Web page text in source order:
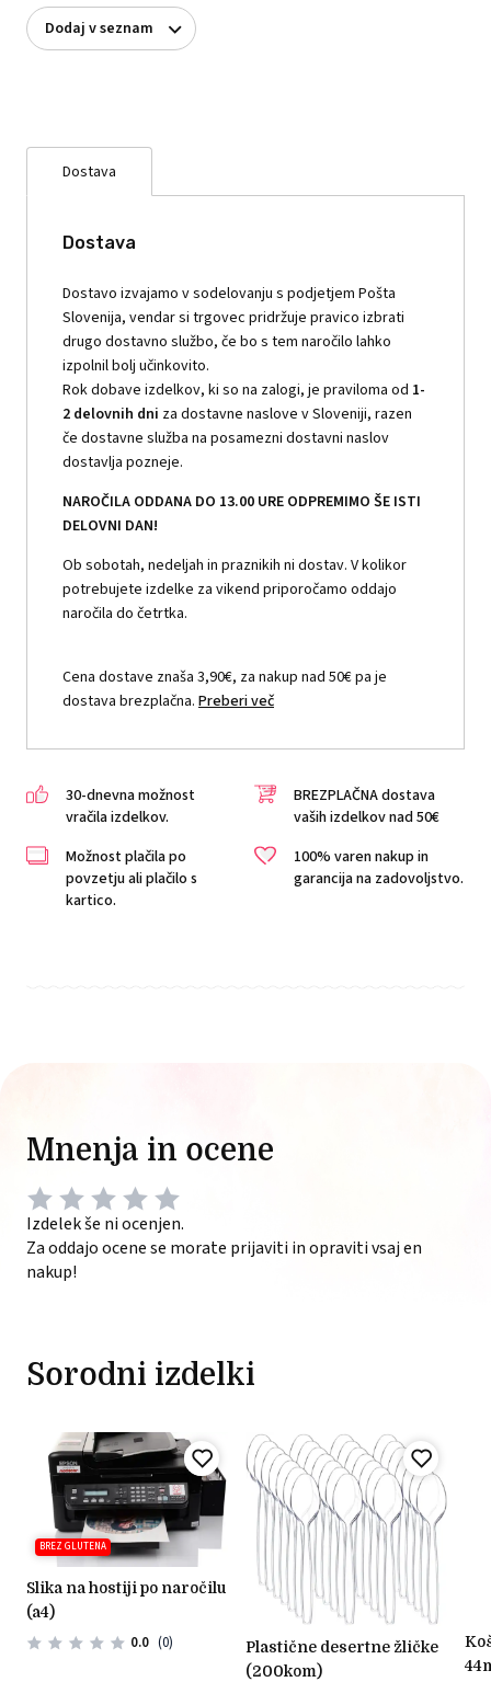
Dodaj v seznam
Dostava
Dostava
Dostavo izvajamo v sodelovanju s podjetjem Pošta
Slovenija, vendar si trgovec pridržuje pravico izbrati
drugo dostavno službo, če bo s tem naročilo lahko
izpolnil bolj učinkovito.
Rok dobave izdelkov, ki so na zalogi, je praviloma od 1-
2 delovnih dni za dostavne naslove v Sloveniji, razen
če dostavne služba na posamezni dostavni naslov
dostavlja pozneje.
NAROČILA ODDANA DO 13.00 URE ODPREMIMO ŠE ISTI
DELOVNI DAN!
Ob sobotah, nedeljah in praznikih ni dostav. V kolikor
potrebujete izdelke za vikend priporočamo oddajo
naročila do četrtka.
Cena dostave znaša 3,90€, za nakup nad 50€ pa je
dostava brezplačna. Preberi več
30-dnevna možnost
vračila izdelkov.
BREZPLAČNA dostava
vaših izdelkov nad 50€
Možnost plačila po
povzetju ali plačilo s
kartico.
100% varen nakup in
garancija na zadovoljstvo.
Mnenja in ocene
Izdelek še ni ocenjen.
Za oddajo ocene se morate prijaviti in opraviti vsaj en
nakup!
Sorodni izdelki
BREZ GLUTENA
slika na hostiji po naročilu
(a4)
0.0 (0)
plastične desertne žličke
(200kom)
košarice iz testa svetle